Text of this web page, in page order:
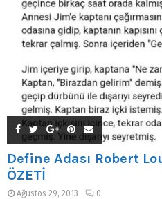
Define Adası Robert
ÖZETİ
Ağustos 29, 2013 0